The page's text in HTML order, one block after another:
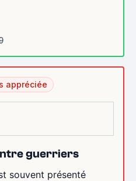
appréciée
guerriers
souvent présenté